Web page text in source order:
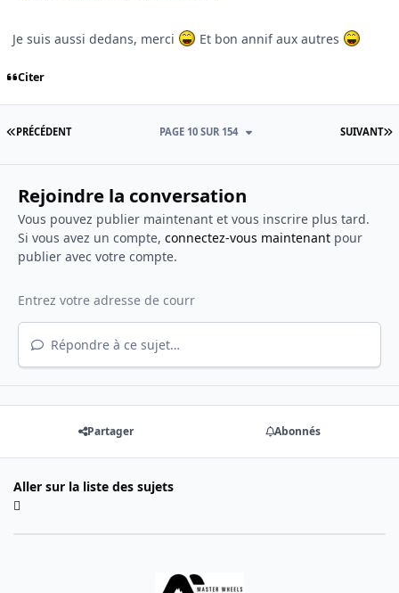
Je suis aussi dedans, merci Et bon annif aux autres
Citer
PREMIÈRE PAGE
PRÉCÉDENT SUIVANT
PAGE 10 SUR 154
Rejoindre la conversation
Vous pouvez publier maintenant et vous inscrire plus tard.
Si vous avez un compte, connectez-vous maintenantpour
publier avec votre compte.
Répondre à ce sujet…
Partager Abonnés
Aller sur la liste des sujets